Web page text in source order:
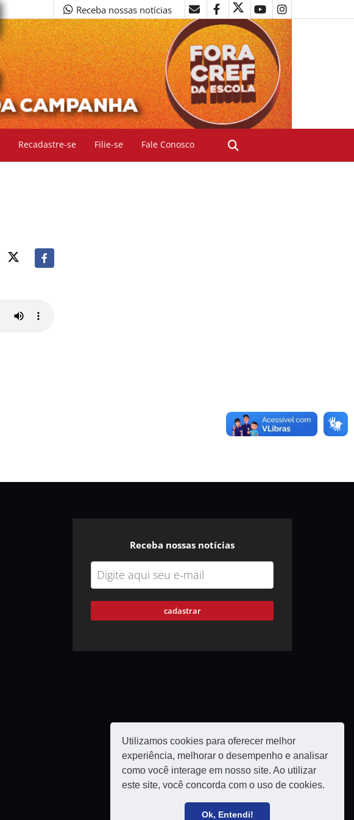
Utilizamos cookies para oferecer melhor
experiência, melhorar o desempenho e analisar
como você interage em nosso site. Ao utilizar
este site, você concorda com o uso de cookies.
Ok, Entendi!
Receba nossas notícias
Recadastre-se Filie-se Fale Conosco
Receba nossas notícias
cadastrar
Política de privacidade Filie-se